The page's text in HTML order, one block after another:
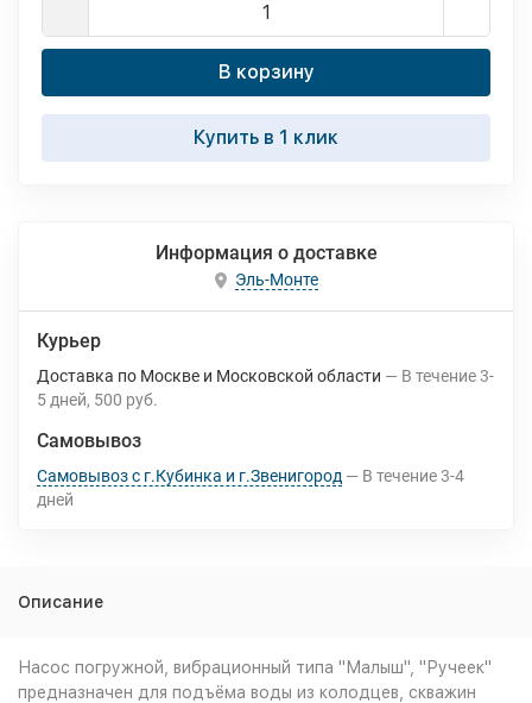
В корзину
Купить в 1 клик
Информация о доставке
Эль-Монте
Курьер
Доставка по Москве и Московской области В течение3-
5 дней 500 руб.
Самовывоз
Самовывоз с г.Кубинка и г.Звенигород В течение3-4
дней
Описание
Насос погружной, вибрационный типа "Малыш", "Ручеек"
предназначен для подъёма воды из колодцев, скважин